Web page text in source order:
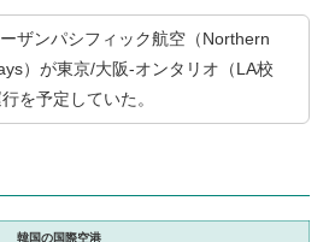
ザンパシフィック航空（Northern
）が東京/大阪-オンタリオ（LA校
を予定していた。
韓国の国際空港